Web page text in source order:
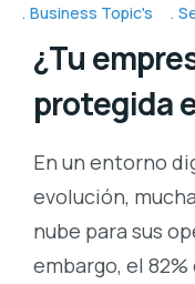
Business Topic's
¿Tu
protegida
En un entorno
evolución,
nube para sus
embargo, el